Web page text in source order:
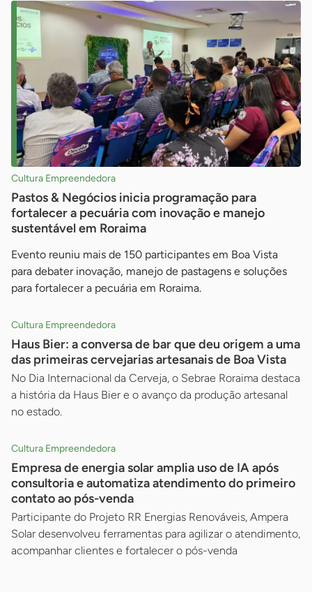
Cultura Empreendedora
Pastos & Negócios inicia programação para
fortalecer a pecuária com inovação e manejo
sustentável em Roraima
Evento reuniu mais de 150 participantes em Boa Vista
para debater inovação, manejo de pastagens e soluções
para fortalecer a pecuária em Roraima.
Cultura Empreendedora
Haus Bier: a conversa de bar que deu origem a uma
das primeiras cervejarias artesanais de Boa Vista
No Dia Internacional da Cerveja, o Sebrae Roraima destaca
a história da Haus Bier e o avanço da produção artesanal
no estado.
Cultura Empreendedora
Empresa de energia solar amplia uso de IA após
consultoria e automatiza atendimento do primeiro
contato ao pós-venda
Participante do Projeto RR Energias Renováveis, Ampera
Solar desenvolveu ferramentas para agilizar o atendimento,
acompanhar clientes e fortalecer o pós-venda